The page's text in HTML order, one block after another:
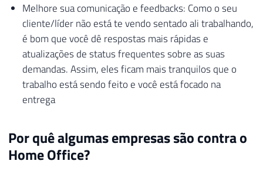
Melhore sua comunicação e feedbacks: Como o seu
cliente/líder não está te vendo sentado ali trabalhando,
é bom que você dê respostas mais rápidas e
atualizações de status frequentes sobre as suas
demandas. Assim, eles ficam mais tranquilos que o
trabalho está sendo feito e você está focado na
entrega
Por quê algumas empresas são contra o
Home Office?